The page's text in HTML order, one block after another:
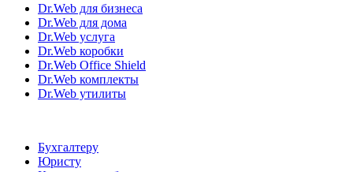
Dr.Web для бизнеса
Dr.Web для дома
Dr.Web услуга
Dr.Web коробки
Dr.Web Office Shield
Dr.Web комплекты
Dr.Web утилиты
Бухгалтеру
Юристу